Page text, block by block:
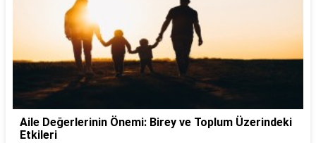
Aile Değerlerinin Önemi: Birey ve Toplum Üzerindeki
Etkileri